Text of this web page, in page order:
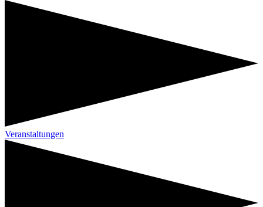
Veranstaltungen